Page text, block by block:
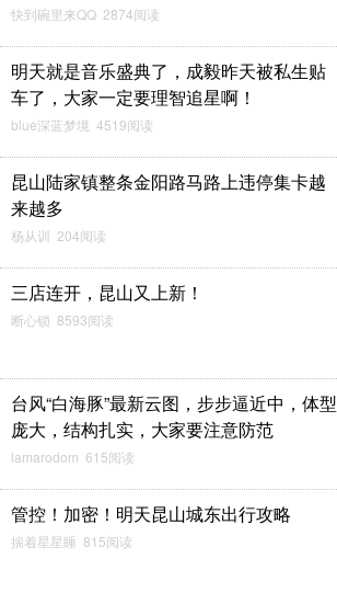
快到碗里来QQ 2874阅读
明天就是音乐盛典了，成毅昨天被私生贴
车了，大家一定要理智追星啊！
blue深蓝梦境 4519阅读
昆山陆家镇整条金阳路马路上违停集卡越
来越多
杨从训 204阅读
三店连开，昆山又上新！
断心锁 8593阅读
台风“白海豚”最新云图，步步逼近中，体型
庞大，结构扎实，大家要注意防范
lamarodom 615阅读
管控！加密！明天昆山城东出行攻略
揣着星星睡 815阅读